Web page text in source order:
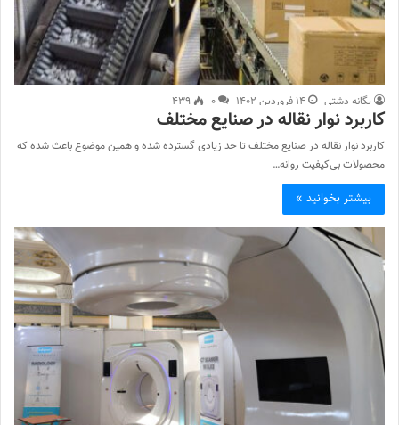
یگانه دشتی ۱۴ فروردین ۱۴۰۲ ۰ ۴۳۹
کاربرد نوار نقاله در صنایع مختلف
کاربرد نوار نقاله در صنایع مختلف تا حد زیادی گسترده شده و همین موضوع باعث شده که
محصولات بی‌کیفیت روانه…
بیشتر بخوانید »